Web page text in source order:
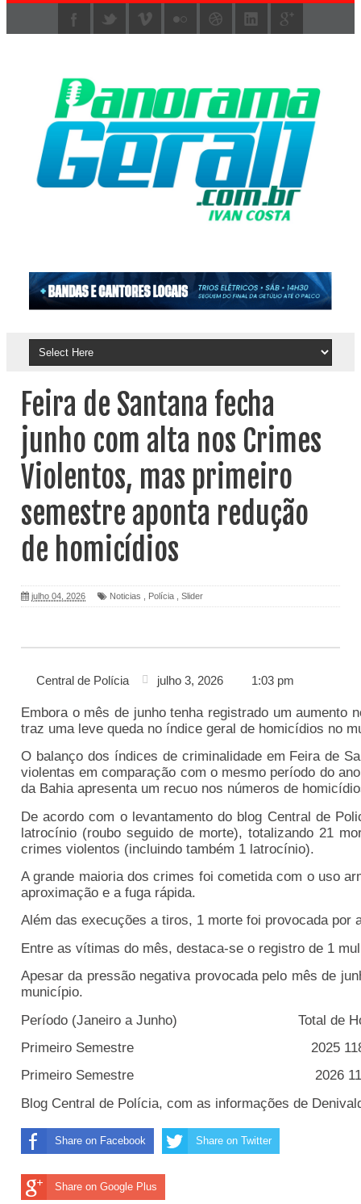
Feira de Santana fecha
junho com alta nos Crimes
Violentos, mas primeiro
semestre aponta redução
de homicídios
julho 04, 2026 Noticias Polícia Slider
Central de Polícia julho 3, 2026 1:03 pm
Embora o mês de junho tenha registrado um aumento
traz uma leve queda no índice geral de homicídios no
O balanço dos índices de criminalidade em Feira de
violentas em comparação com o mesmo período do
da Bahia apresenta um recuo nos números de
De acordo com o levantamento do blog Central de
latrocínio (roubo seguido de morte), totalizando 21
crimes violentos (incluindo também 1 latrocínio).
A grande maioria dos crimes foi cometida com o uso
aproximação e a fuga rápida.
Além das execuções a tiros, 1 morte foi provocada
Entre as vítimas do mês, destaca-se o registro de 1
Apesar da pressão negativa provocada pelo mês de
município.
Período (Janeiro a Junho) Total de
Primeiro Semestre 2025 118
Primeiro Semestre 2026 111
Blog Central de Polícia, com as informações de
Share on Facebook Share on Twitter
Share on Google Plus